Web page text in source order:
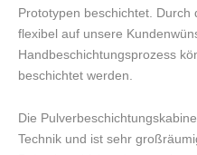
Prototypen beschichtet. Durch
flexibel auf unsere
Handbeschichtungsprozess
beschichtet werden.
Die
Technik und ist sehr